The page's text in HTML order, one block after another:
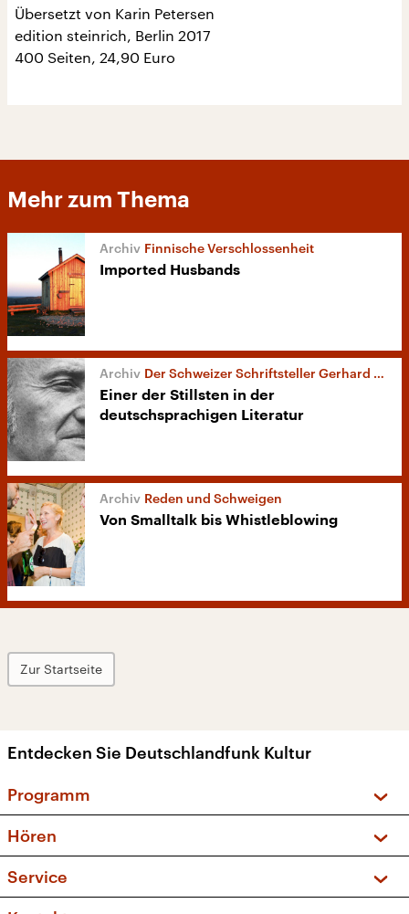
Übersetzt von Karin Petersen
edition steinrich, Berlin 2017
400 Seiten, 24,90 Euro
Mehr zum Thema
Finnische Verschlossenheit
Imported Husbands
Der Schweizer Schriftsteller Gerhard Meier
Einer der Stillsten in der
deutschsprachigen Literatur
Reden und Schweigen
Von Smalltalk bis Whistleblowing
Zur Startseite
Entdecken Sie Deutschlandfunk Kultur
Programm
Sendungen und Podcasts
Musikliste
Hören
Frequenzen (UKW + DAB+)
Service